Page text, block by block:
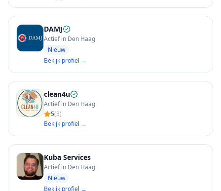
DAMJ
Actief in Den Haag
Nieuw
Bekijk profiel →
clean4u
Actief in Den Haag
5(3)
Bekijk profiel →
Kuba Services
Actief in Den Haag
Nieuw
Bekijk profiel →